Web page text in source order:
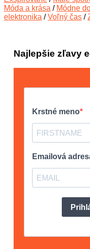
Móda a krása / Módne
elektronika /Voľný čas /
Najlepšie zľavy